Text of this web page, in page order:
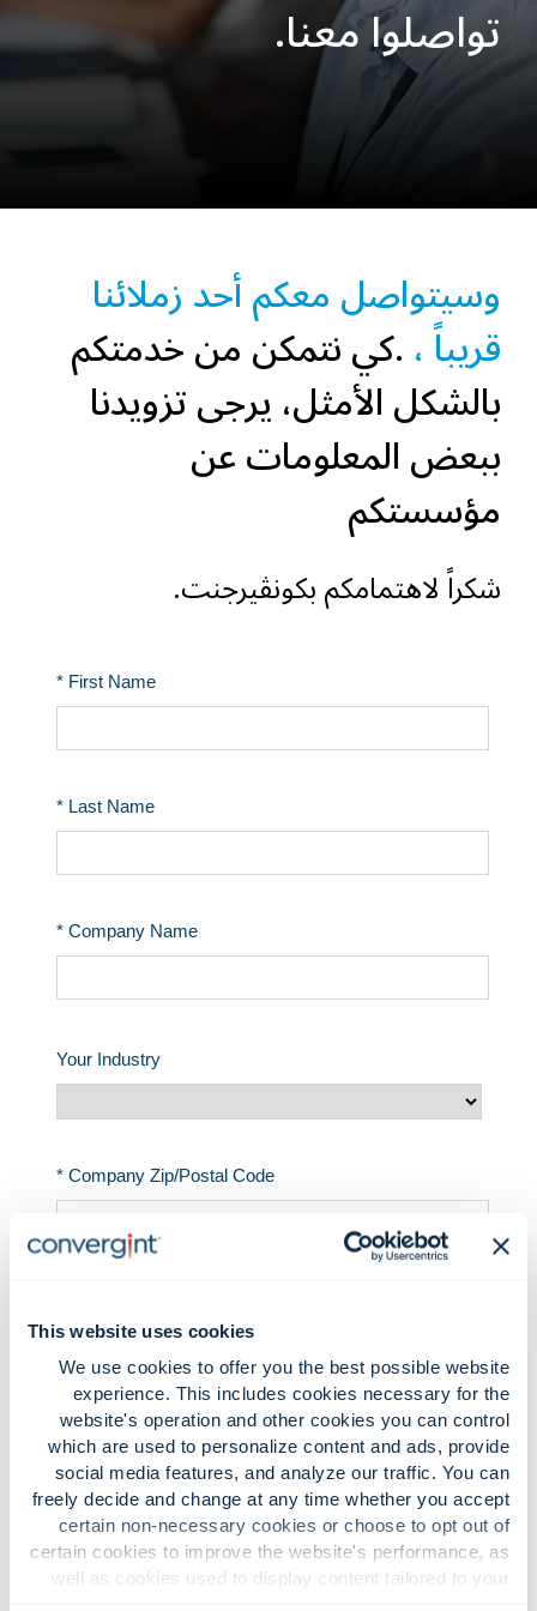
This website uses cookies
We use cookies to offer you the best possible website
experience. This includes cookies necessary for the
website's operation and other cookies you can control
which are used to personalize content and ads, provide
social media features, and analyze our traffic. You can
freely decide and change at any time whether you accept
certain non-necessary cookies or choose to opt out of
certain cookies to improve the website's performance, as
well as cookies used to display content tailored to your
تواصلوا معنا.
وسيتواصل معكم أحد زملائنا
قريباً ،.كي نتمكن من خدمتكم
بالشكل الأمثل، يرجى تزويدنا
ببعض المعلومات عن
مؤسستكم
شكراً لاهتمامكم بكونڤيرجنت.